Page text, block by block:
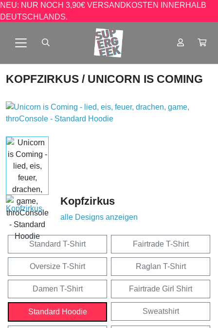
NEU: NUR NOCH 3,90€ VERSANDKOSTEN INNERHALB
DEUTSCHLANDS.
KOPFZIRKUS / UNICORN IS COMING
Kopfzirkus
alle Designs anzeigen
Standard T-Shirt Fairtrade T-Shirt
Oversize T-Shirt Raglan T-Shirt
Damen T-Shirt Fairtrade Girl Shirt
Standard Hoodie Sweatshirt